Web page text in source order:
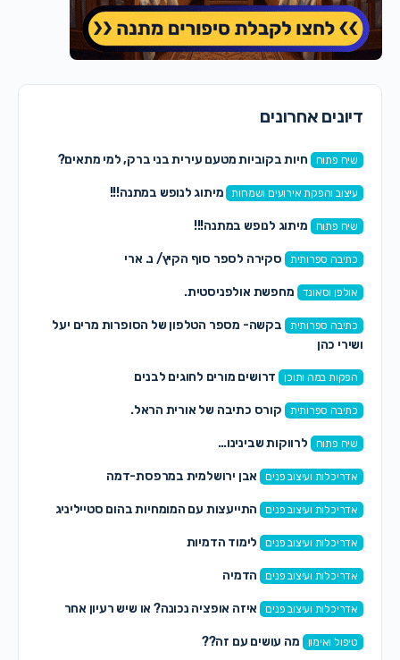
דיונים אחרונים
שיח פתוח חיות בקוביות מטעם עירית בני ברק, למי מתאים?
עיצוב והפקת אירועים ושמחות מיתוג לנופש במתנה!!!
שיח פתוח מיתוג לנופש במתנה!!!
כתיבה ספרותית סקירה לספר סוף הקיץ/ נ. ארי
אולפן וסאונד מחפשת אולפניסטית.
כתיבה ספרותית
בקשה- מספר הטלפון של הסופרות מרים יעל
ושירי כהן
הפקות במה ותוכן דרושים מורים לחוגים לבנים
כתיבה ספרותית קורס כתיבה של אורית הראל.
שיח פתוח לרווקות שבינינו…
אדריכלות ועיצוב פנים אבן ירושלמית במרפסת-דמה
אדריכלות ועיצוב פנים התייעצות עם המומחיות בהום סטייליניג
אדריכלות ועיצוב פנים לימוד הדמיות
אדריכלות ועיצוב פנים הדמיה
אדריכלות ועיצוב פנים איזה אופציה נכונה? או שיש רעיון אחר
טיפול ואימון מה עושים עם זה??